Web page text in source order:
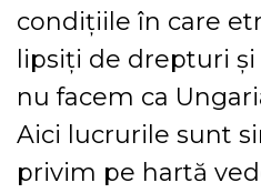
condiţiile în care
lipsiţi de drepturi
nu facem ca
Aici lucrurile sunt
privim pe hartă